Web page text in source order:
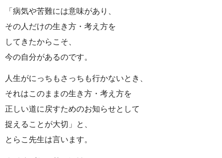
「病気や苦難には意味があり、
その人だけの生き方・考え方を
してきたからこそ、
今の自分があるのです。
人生がにっちもさっちも行かないとき、
それはこのままの生き方・考え方を
正しい道に戻すためのお知らせとして
捉えることが大切」と、
とらこ先生は言います。